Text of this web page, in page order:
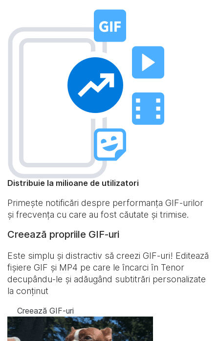
Distribuie la milioane de utilizatori
Primește notificări despre performanța GIF-urilor
și frecvența cu care au fost căutate și trimise.
Creează propriile GIF-uri
Este simplu și distractiv să creezi GIF-uri! Editează
fișiere GIF și MP4 pe care le încarci în Tenor
decupându-le și adăugând subtitrări personalizate
la conținut
Creează GIF-uri